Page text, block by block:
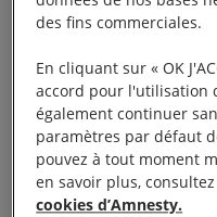
responsabilité des
discriminations,
sociales.
Activités
des fins commerciales.
En cliquant sur « OK
accord pour l'utilisation
également continuer
paramètres par défaut
pouvez à tout moment
en savoir plus,
cookies d’Amnesty.